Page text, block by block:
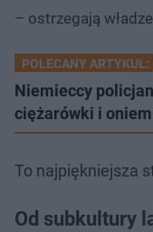
– ostrzegają
POLECANY ARTYKUŁ:
Niemieccy
ciężarówki i
To najpiękniejsza
Od subkultury